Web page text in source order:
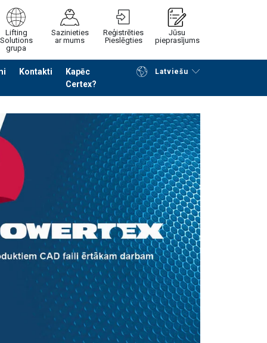
Lifting
Solutions
grupa
Sazinieties
ar mums
Reģistrēties
Pieslēgties
Jūsu
pieprasījums
Kontakti
Kapēc
Certex?
Latviešu
Noformēt piedāvājuma pieprasījumu